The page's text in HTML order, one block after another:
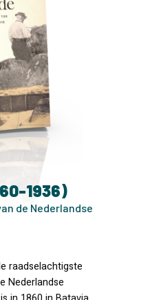
1936)
de Nederlandse
raadselachtigste
Nederlandse